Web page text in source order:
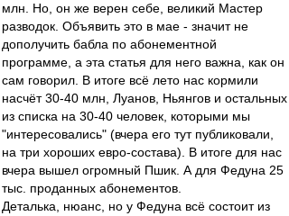
млн. Но, он же верен себе, великий Мастер
разводок. Объявить это в мае - значит не
дополучить бабла по абонементной
программе, а эта статья для него важна, как он
сам говорил. В итоге всё лето нас кормили
насчёт 30-40 млн, Луанов, Ньянгов и остальных
из списка на 30-40 человек, которыми мы
"интересовались" (вчера его тут публиковали,
на три хороших евро-состава). В итоге для нас
вчера вышел огромный Пшик. А для Федуна 25
тыс. проданных абонементов.
Деталька, нюанс, но у Федуна всё состоит из